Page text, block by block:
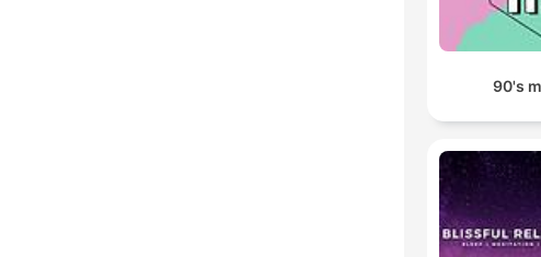
90's